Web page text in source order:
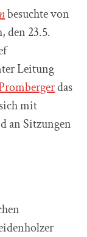
besuchte von
den 23.5.
Leitung
das
mit
an Sitzungen